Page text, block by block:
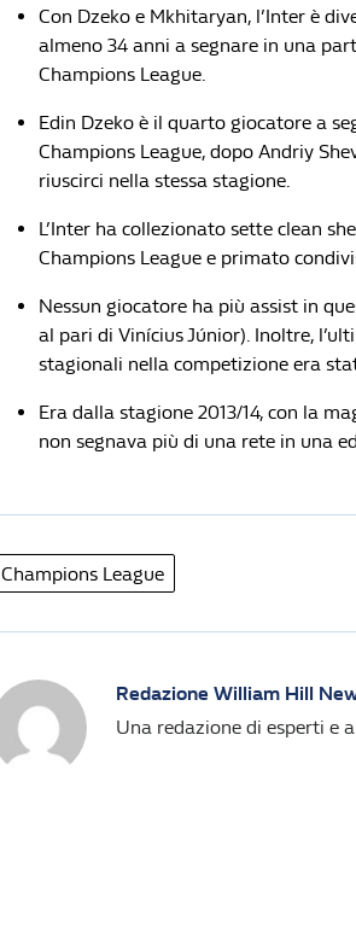
Con Dzeko e Mkhitaryan, l’Inter è
almeno 34 anni a segnare in una
Champions League.
Edin Dzeko è il quarto giocatore a
Champions League, dopo Andriy
riuscirci nella stessa stagione.
L’Inter ha collezionato sette clean
Champions League e primato
Nessun giocatore ha più assist in
al pari di Vinícius Júnior). Inoltre,
stagionali nella competizione era
Era dalla stagione 2013/14, con la
non segnava più di una rete in una
Champions League
Redazione William Hill
Una redazione di esperti e